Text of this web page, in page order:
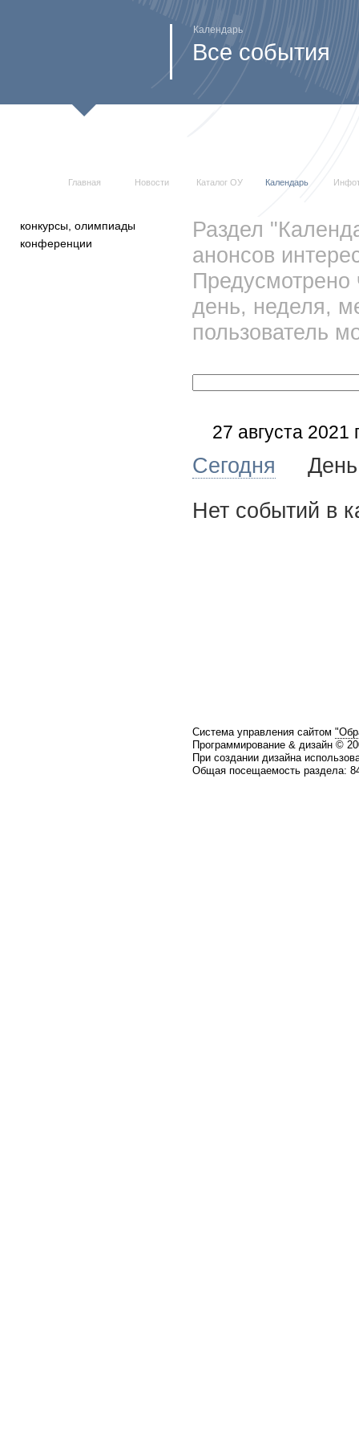
Главная Новости Каталог ОУ Календарь
Все события
Календарь
конкурсы, олимпиады
конференции
Раздел
анонсов
день, неделя,
пользователь
27 августа 2021
Сегодня
Нет событий в
Система управления сайтом
Программирование & дизайн ©
При создании дизайна
Общая посещаемость раздела: